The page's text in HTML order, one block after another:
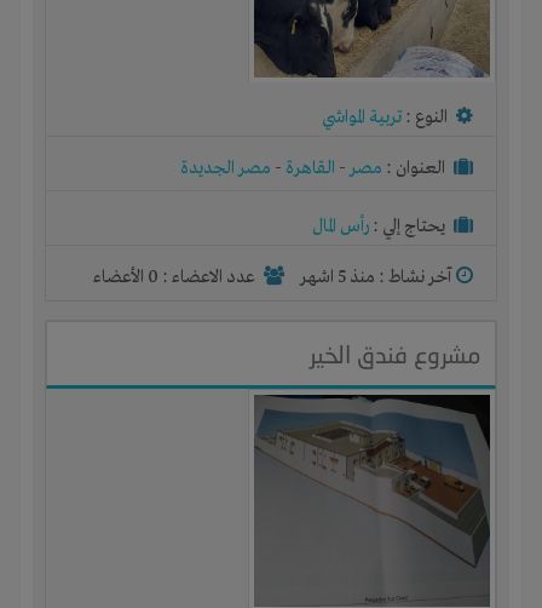
النوع : تربية المواشي
العنوان : مصر- القاهرة - مصر الجديدة
يحتاج إلي : رأس المال
آخر نشاط : منذ 5 اشهر عدد الاعضاء : 0 الأعضاء
مشروع فندق الخير